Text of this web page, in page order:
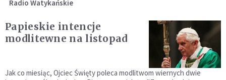
Radio Watykańskie
Papieskie intencje
modlitewne na listopad
Jak co miesiąc, Ojciec Święty poleca modlitwom wiernych dwie